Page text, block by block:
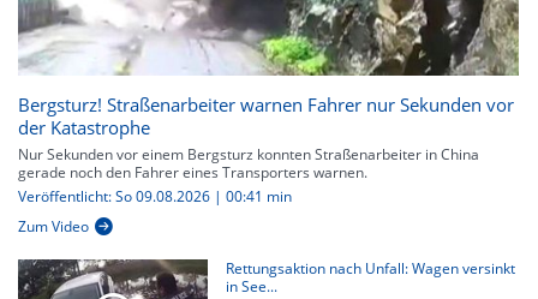
Bergsturz! Straßenarbeiter warnen Fahrer nur Sekunden vor
der Katastrophe
Nur Sekunden vor einem Bergsturz konnten Straßenarbeiter in China
gerade noch den Fahrer eines Transporters warnen.
Veröffentlicht: So 09.08.2026 | 00:41 min
Zum Video
Rettungsaktion nach Unfall: Wagen versinkt
in See...